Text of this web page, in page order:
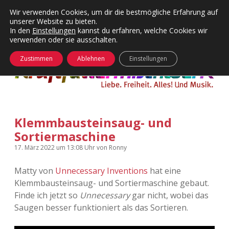
Kategorien
Menü
24 Hours Chilling
Die Wende
KFMW-Disco
kfmw.stuff
Kopfkinomusik
Nur mal so
KFMW-Disco
Dates
Contact
Adventskalender
Adventskalender 2010
Adventskalender 2011
facebook
instagram
rsssoundcloud
vimeoBluesky
öffnen
Klemmbausteinsaug- und
Sortiermaschine
17. März 2022 um 13:08 Uhrvon Ronny
Matty von Unnecessary Inventions hat eine
Klemmbausteinsaug- und Sortiermaschine gebaut.
Finde ich jetzt so Unnecessarygar nicht, wobei das
Saugen besser funktioniert als das Sortieren.
Wir verwenden Cookies, um dir die bestmögliche Erfahrung auf
unserer Website zu bieten.
In den Einstellungen kannst du erfahren, welche Cookies wir
verwenden oder sie ausschalten.
Zustimmen Ablehnen Einstellungen